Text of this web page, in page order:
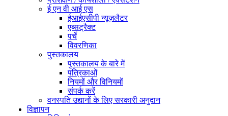
ई एन वी आई एस
ईआईएसीपी न्यूज़लैटर
एब्सट्रैक्ट
पर्चे
विवरणिका
पुस्तकालय
पुस्तकालय के बारे में
पत्रिकाओं
नियमों और विनियमों
संपर्क करें
वनस्पति उद्यानों के लिए सरकारी अनुदान
विज्ञापन